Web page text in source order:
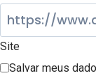
Site
Salvar meus